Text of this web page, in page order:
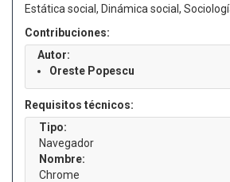
Estática social, Dinámica social,
Contribuciones:
Autor:
Oreste Popescu
Requisitos técnicos:
Tipo:
Navegador
Nombre:
Chrome